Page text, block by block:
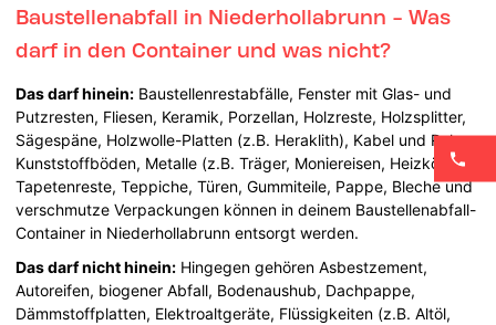
Baustellenabfall in Niederhollabrunn - Was
darf in den Container und was nicht?
Das darf hinein: Baustellenrestabfälle, Fenster mit Glas- und
Putzresten, Fliesen, Keramik, Porzellan, Holzreste, Holzsplitter,
Sägespäne, Holzwolle-Platten (z.B. Heraklith), Kabel und Rohre,
Kunststoffböden, Metalle (z.B. Träger, Moniereisen, Heizkörper),
Tapetenreste, Teppiche, Türen, Gummiteile, Pappe, Bleche und
verschmutze Verpackungen können in deinem Baustellenabfall-
Container in Niederhollabrunn entsorgt werden.
Das darf nicht hinein: Hingegen gehören Asbestzement,
Autoreifen, biogener Abfall, Bodenaushub, Dachpappe,
Dämmstoffplatten, Elektroaltgeräte, Flüssigkeiten (z.B. Altöl,